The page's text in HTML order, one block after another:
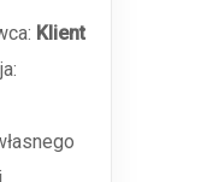
Klient